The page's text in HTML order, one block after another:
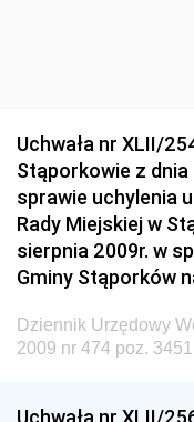
Środowiska
Dziennik
Gospodarki
Dziennik
Gospodarki
Dziennik
Dziennik
Chemicznego i
Uchwała nr XLII/
Stąporkowie z
sprawie uchylenia
Rady Miejskiej w
sierpnia 2009r. w
Gminy Stąporków
Dziennik Urzędowy
2009 nr 474 poz. 3451